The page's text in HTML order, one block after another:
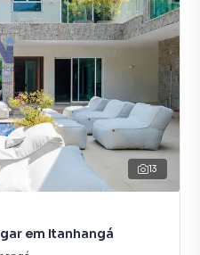
13
em Itanhangá